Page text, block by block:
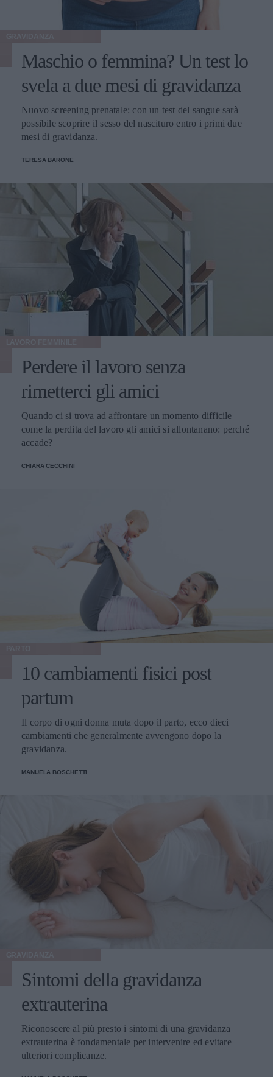
Maschio o femmina? Un test lo
svela a due mesi di gravidanza
Nuovo screening prenatale: con un test del sangue sarà
possibile scoprire il sesso del nascituro entro i primi due
mesi di gravidanza.
TERESA BARONE
Perdere il lavoro senza
rimetterci gli amici
Quando ci si trova ad affrontare un momento difficile
come la perdita del lavoro gli amici si allontanano: perché
accade?
CHIARA CECCHINI
10 cambiamenti fisici post
partum
Il corpo di ogni donna muta dopo il parto, ecco dieci
cambiamenti che generalmente avvengono dopo la
gravidanza.
MANUELA BOSCHETTI
Sintomi della gravidanza
extrauterina
Riconoscere al più presto i sintomi di una gravidanza
extrauterina è fondamentale per intervenire ed evitare
ulteriori complicanze.